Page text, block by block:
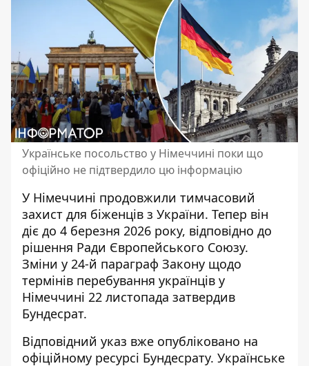
Українське посольство у Німеччині поки що
офіційно не підтвердило цю інформацію
У Німеччині продовжили тимчасовий
захист для біженців з України. Тепер він
діє до 4 березня 2026 року, відповідно до
рішення Ради Європейського Союзу.
Зміни у 24-й параграф Закону щодо
термінів перебування українців у
Німеччині 22 листопада затвердив
Бундесрат.
Відповідний указ вже опубліковано на
офіційному ресурсі Бундесрату. Українське